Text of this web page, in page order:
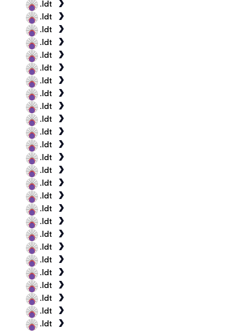
.ldt
.ldt
.ldt
.ldt
.ldt
.ldt
.ldt
.ldt
.ldt
.ldt
.ldt
.ldt
.ldt
.ldt
.ldt
.ldt
.ldt
.ldt
.ldt
.ldt
.ldt
.ldt
.ldt
.ldt
.ldt
.ldt